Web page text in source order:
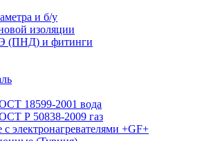
и б/у
изоляции
(ПНД) и фитинги
18599-2001 вода
Р 50838-2009 газ
электронагревателями +GF+